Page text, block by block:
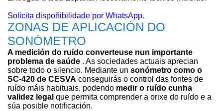
Solicita dispoñibilidade por WhatsApp.
ZONAS DE APLICACIÓN DO
SONÓMETRO
A medición do ruído converteuse nun importante
problema de saúde . As sociedades actuais aprecian
sobre todo o silencio. Mediante un sonómetro como o
SC-420 de CESVA conseguirás o control das fontes de
ruído máis habituais, podendo medir o ruído cunha
validez legal que permita comprender a orixe do ruído e a
súa posible notificación.